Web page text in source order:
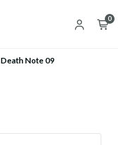
0
Death Note 09